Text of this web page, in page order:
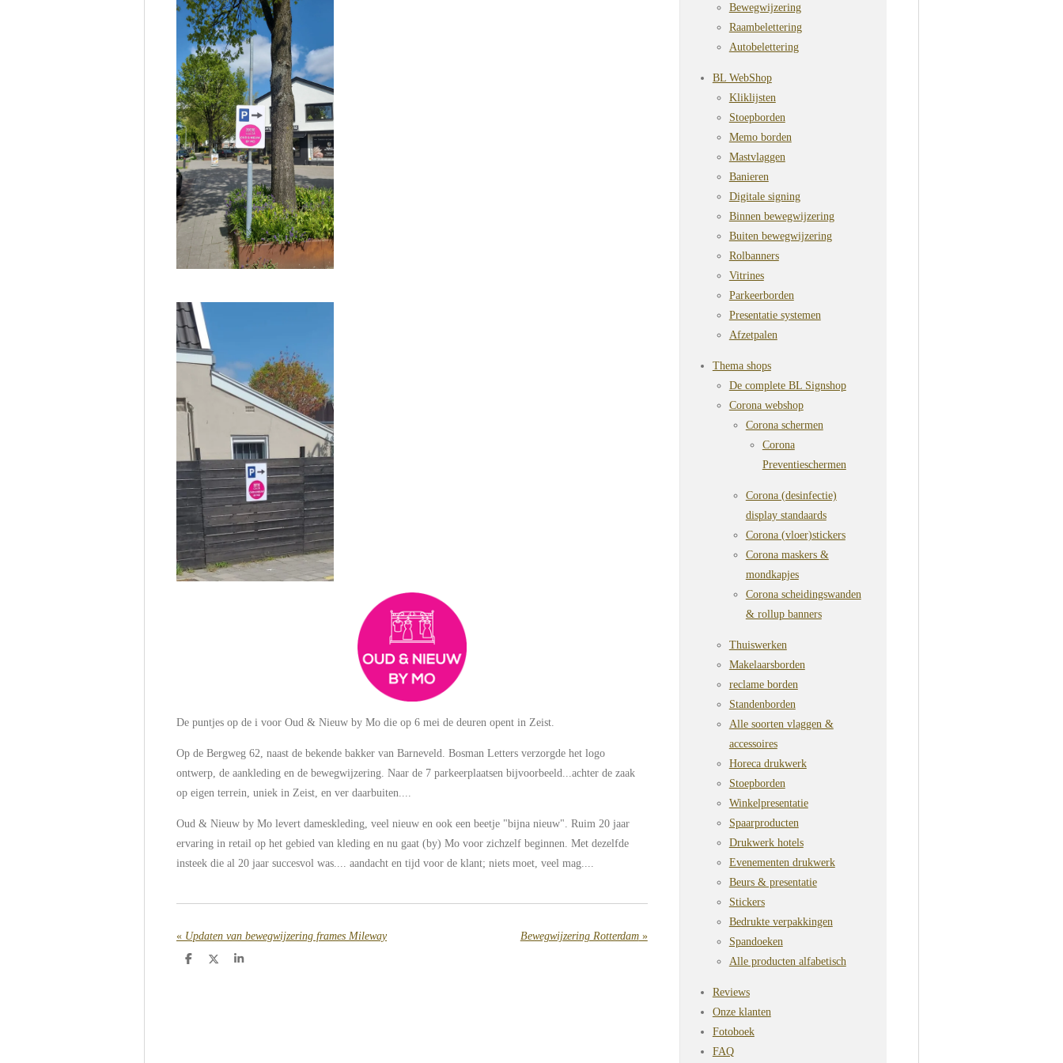
De puntjes op de i voor Oud & Nieuw by Mo die op 6 mei de deuren opent in Zeist.
Op de Bergweg 62, naast de bekende bakker van Barneveld. Bosman Letters verzorgde het logo
ontwerp, de aankleding en de bewegwijzering. Naar de 7 parkeerplaatsen bijvoorbeeld...achter de zaak
op eigen terrein, uniek in Zeist, en ver daarbuiten....
Oud & Nieuw by Mo levert dameskleding, veel nieuw en ook een beetje "bijna nieuw". Ruim 20 jaar
ervaring in retail op het gebied van kleding en nu gaat (by) Mo voor zichzelf beginnen. Met dezelfde
insteek die al 20 jaar succesvol was.... aandacht en tijd voor de klant; niets moet, veel mag....
« Updaten van bewegwijzering frames Mileway Bewegwijzering Rotterdam»
D
D
S
Bewegwijzering
Raambelettering
Autobelettering
BL WebShop
Kliklijsten
Stoepborden
Memo borden
Mastvlaggen
Banieren
Digitale signing
Binnen bewegwijzering
Buiten bewegwijzering
Rolbanners
Vitrines
Parkeerborden
Presentatie systemen
Afzetpalen
Thema shops
De complete BL Signshop
Corona webshop
Corona schermen
Corona
Preventieschermen
Corona (desinfectie)
display standaards
Corona (vloer)stickers
Corona maskers &
mondkapjes
Corona scheidingswanden
& rollup banners
Thuiswerken
Makelaarsborden
reclame borden
Standenborden
Alle soorten vlaggen &
accessoires
Horeca drukwerk
Stoepborden
Winkelpresentatie
Spaarproducten
Drukwerk hotels
Evenementen drukwerk
Beurs & presentatie
Stickers
Bedrukte verpakkingen
Spandoeken
Alle producten alfabetisch
Reviews
Onze klanten
Fotoboek
FAQ